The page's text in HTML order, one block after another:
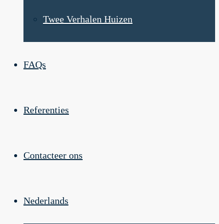
Twee Verhalen Huizen
FAQs
Referenties
Contacteer ons
Nederlands